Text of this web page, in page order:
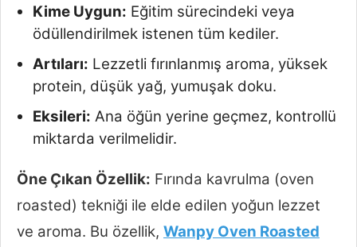
Kime Uygun: Eğitim sürecindeki veya
ödüllendirilmek istenen tüm kediler.
Artıları: Lezzetli fırınlanmış aroma, yüksek
protein, düşük yağ, yumuşak doku.
Eksileri: Ana öğün yerine geçmez, kontrollü
miktarda verilmelidir.
Öne Çıkan Özellik: Fırında kavrulma (oven
roasted) tekniği ile elde edilen yoğun lezzet
ve aroma. Bu özellik, Wanpy Oven Roasted